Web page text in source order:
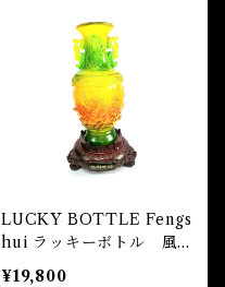
LUCKY BOTTLE Fengs
hui ラッキーボトル 風水
置物
¥19,800